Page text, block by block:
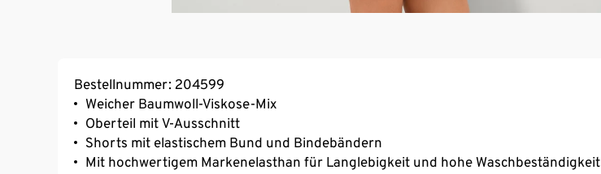
Bestellnummer: 204599
Weicher Baumwoll-Viskose-Mix
Oberteil mit V-Ausschnitt
Shorts mit elastischem Bund und Bindebändern
Mit hochwertigem Markenelasthan für Langlebigkeit und hohe Waschbeständigkeit